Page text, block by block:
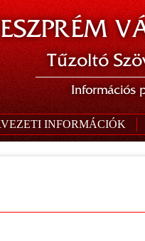
Tűzoltó
Információs
INFORMÁCIÓK